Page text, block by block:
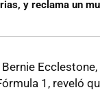
y reclama un
1, reveló